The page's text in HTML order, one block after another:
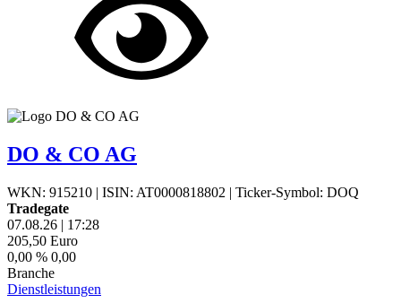
DO & CO AG
WKN: 915210 | ISIN: AT0000818802 | Ticker-Symbol: DOQ
Tradegate
07.08.26 | 17:28
205,50 Euro
0,00 % 0,00
Branche
Dienstleistungen